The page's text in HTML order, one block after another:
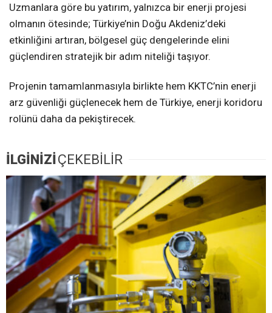
Uzmanlara göre bu yatırım, yalnızca bir enerji projesi
olmanın ötesinde; Türkiye’nin Doğu Akdeniz’deki
etkinliğini artıran, bölgesel güç dengelerinde elini
güçlendiren stratejik bir adım niteliği taşıyor.
Projenin tamamlanmasıyla birlikte hem KKTC’nin enerji
arz güvenliği güçlenecek hem de Türkiye, enerji koridoru
rolünü daha da pekiştirecek.
İLGİNİZİÇEKEBİLİR